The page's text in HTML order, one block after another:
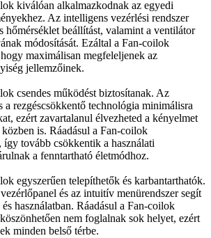
kiválóan alkalmazkodnak az egyedi
Az intelligens vezérlési rendszer
hőmérséklet beállítást, valamint a ventilátor
módosítását. Ezáltal a Fan-coilok
maximálisan megfeleljenek az
jellemzőinek.
csendes működést biztosítanak. Az
a rezgéscsökkentő technológia minimálisra
ezért zavartalanul élvezheted a kényelmet
közben is. Ráadásul a Fan-coilok
így tovább csökkentik a használati
a fenntartható életmódhoz.
egyszerűen telepíthetők és karbantarthatók.
és az intuitív menürendszer segít
használatban. Ráadásul a Fan-coilok
nem foglalnak sok helyet, ezért
minden belső térbe.